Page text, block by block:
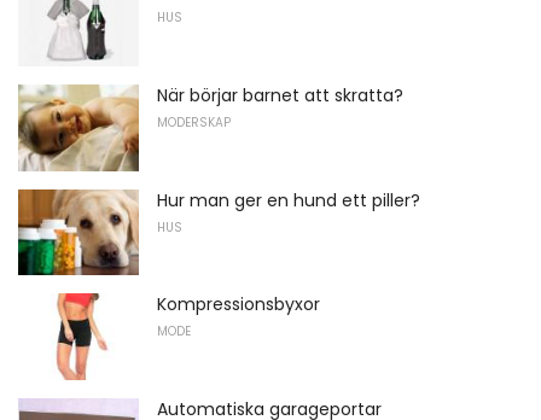
HUS
När börjar barnet att skratta?
MODERSKAP
Hur man ger en hund ett piller?
HUS
Kompressionsbyxor
MODE
Automatiska garageportar